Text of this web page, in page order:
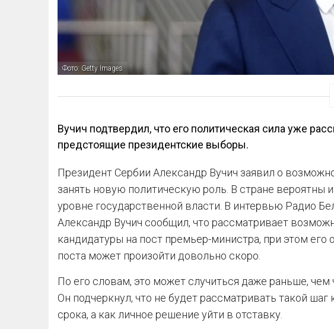
Фото: Getty Images
Вучич подтвердил, что его политическая сила уже
предстоящие президентские выборы.
Президент Сербии Александр Вучич заявил о
занять новую политическую роль. В стране вероятны
уровне государственной власти. В интервью Радио
Александр Вучич сообщил, что рассматривает
кандидатуры на пост премьер-министра, при этом его
поста может произойти довольно скоро.
По его словам, это может случиться даже раньше, чем
Он подчеркнул, что не будет рассматривать такой
срока, а как личное решение уйти в отставку.